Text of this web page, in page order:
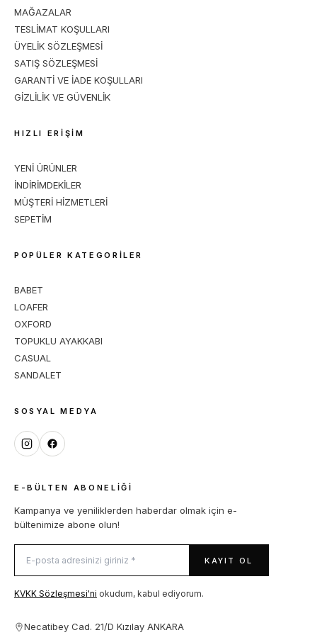
MAĞAZALAR
TESLİMAT KOŞULLARI
ÜYELİK SÖZLEŞMESİ
SATIŞ SÖZLEŞMESİ
GARANTİ VE İADE KOŞULLARI
GİZLİLİK VE GÜVENLİK
HIZLI ERİŞİM
YENİ ÜRÜNLER
İNDİRİMDEKİLER
MÜŞTERİ HİZMETLERİ
SEPETİM
POPÜLER KATEGORİLER
BABET
LOAFER
OXFORD
TOPUKLU AYAKKABI
CASUAL
SANDALET
SOSYAL MEDYA
E-BÜLTEN ABONELIĞI
Kampanya ve yeniliklerden haberdar olmak için e-
bültenimize abone olun!
KAYIT OL
KVKK Sözleşmesi'ni okudum, kabul ediyorum.
Necatibey Cad. 21/D Kızılay ANKARA